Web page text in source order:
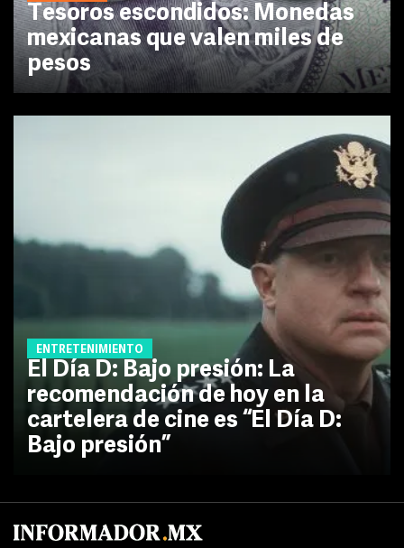
Tesoros escondidos: Monedas
mexicanas que valen miles de
pesos
ENTRETENIMIENTO
El Día D: Bajo presión: La
recomendación de hoy en la
cartelera de cine es “El Día D:
Bajo presión”